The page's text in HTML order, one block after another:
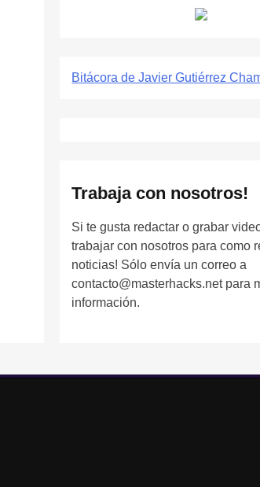
Bitácora de Javier Gutiérrez
Trabaja con nosotros!
Si te gusta redactar o grabar
trabajar con nosotros para como
noticias! Sólo envía un correo a
contacto@masterhacks.net para
información.